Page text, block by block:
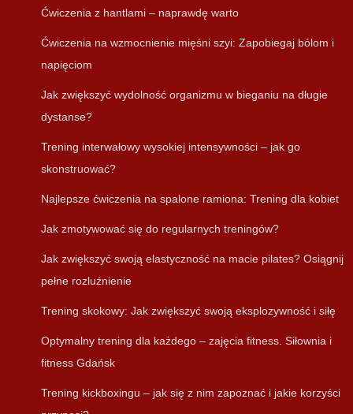
Ćwiczenia z hantlami – naprawdę warto
Ćwiczenia na wzmocnienie mięśni szyi: Zapobiegaj bólom i
napięciom
Jak zwiększyć wydolność organizmu w bieganiu na długie
dystanse?
Trening interwałowy wysokiej intensywności – jak go
skonstruować?
Najlepsze ćwiczenia na spalone ramiona: Trening dla kobiet
Jak zmotywować się do regularnych treningów?
Jak zwiększyć swoją elastyczność na macie pilates? Osiągnij
pełne rozluźnienie
Trening skokowy: Jak zwiększyć swoją eksplozywność i siłę
Optymalny trening dla każdego – zajęcia fitness. Siłownia i
fitness Gdańsk
Trening kickboxingu – jak się z nim zapoznać i jakie korzyści